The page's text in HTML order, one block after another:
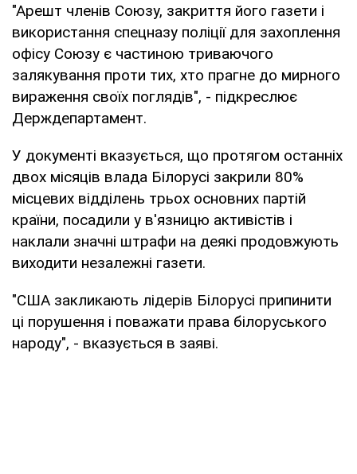
"Арешт членів Союзу, закриття його газети і
використання спецназу поліції для захоплення
офісу Союзу є частиною триваючого
залякування проти тих, хто прагне до мирного
вираження своїх поглядів", - підкреслює
Держдепартамент.
У документі вказується, що протягом останніх
двох місяців влада Білорусі закрили 80%
місцевих відділень трьох основних партій
країни, посадили у в'язницю активістів і
наклали значні штрафи на деякі продовжують
виходити незалежні газети.
"США закликають лідерів Білорусі припинити
ці порушення і поважати права білоруського
народу", - вказується в заяві.